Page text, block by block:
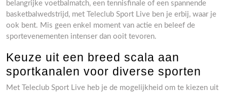
belangrijke voetbalmatch, een tennisfinale of een spannende
basketbalwedstrijd, met Teleclub Sport Live ben je erbij, waar je
ook bent. Mis geen enkel moment van actie en beleef de
sportevenementen intenser dan ooit tevoren.
Keuze uit een breed scala aan
sportkanalen voor diverse sporten
Met Teleclub Sport Live heb je de mogelijkheid om te kiezen uit